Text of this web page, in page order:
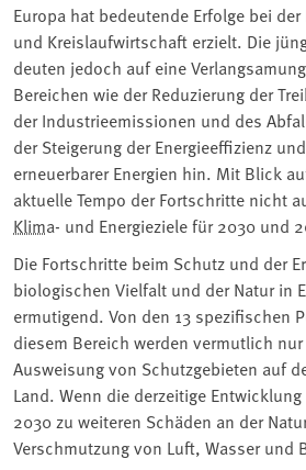
Europa hat bedeutende Erfolge bei
und Kreislaufwirtschaft erzielt. Die
deuten jedoch auf eine
Bereichen wie der Reduzierung der
der Industrieemissionen und des
der Steigerung der Energieeffizienz
erneuerbarer Energien hin. Mit Blick
aktuelle Tempo der Fortschritte nicht
Klima- und Energieziele für 2030 und
Die Fortschritte beim Schutz und der
biologischen Vielfalt und der Natur in
ermutigend. Von den 13 spezifischen
diesem Bereich werden vermutlich
Ausweisung von Schutzgebieten auf
Land. Wenn die derzeitige
2030 zu weiteren Schäden an der
Verschmutzung von Luft, Wasser und